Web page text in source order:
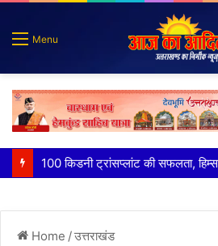
Menu
पात्र लोगों को सरकारी योजनाओं का सीधे
Home /उत्तराखंड